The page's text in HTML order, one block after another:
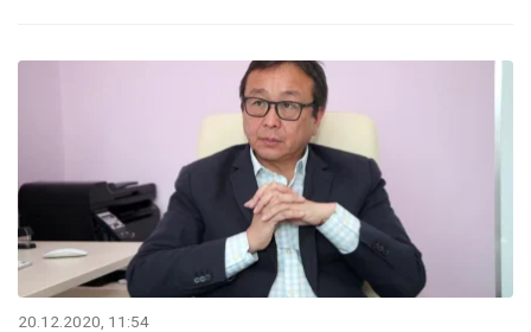
20.12.2020, 11:54